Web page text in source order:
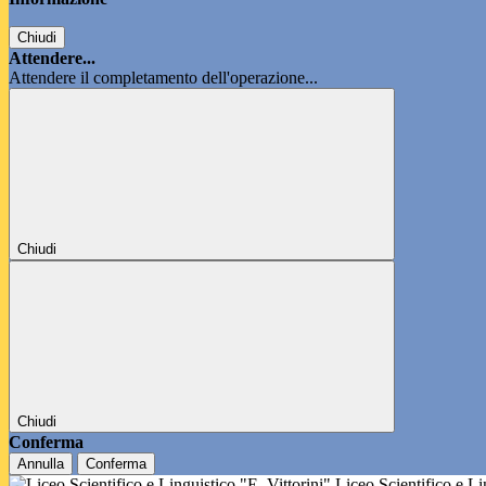
Chiudi
Attendere...
Attendere il completamento dell'operazione...
Chiudi
Chiudi
Conferma
Annulla Conferma